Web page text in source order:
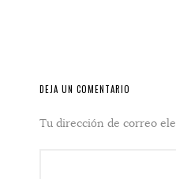
DEJA UN COMENTARIO
Tu dirección de correo